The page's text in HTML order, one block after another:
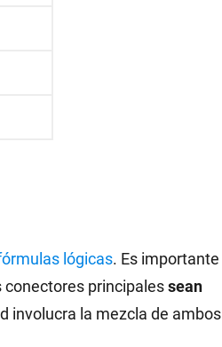
lógicas. Es importante
conectores principalessean
involucra la mezcla de ambos